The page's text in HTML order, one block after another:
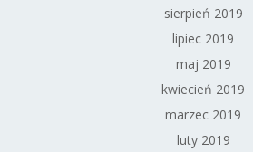
sierpień 2019
lipiec 2019
maj 2019
kwiecień 2019
marzec 2019
luty 2019